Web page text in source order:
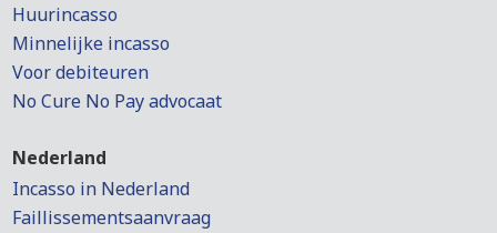
Huurincasso
Minnelijke incasso
Voor debiteuren
No Cure No Pay advocaat
Nederland
Incasso in Nederland
Faillissementsaanvraag